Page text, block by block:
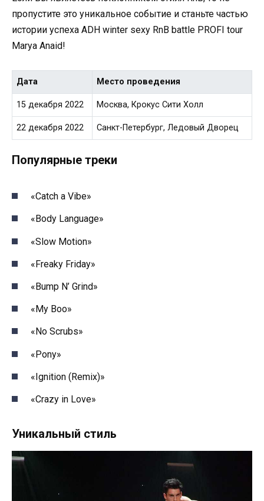
пропустите это уникальное событие и станьте частью
истории успеха ADH winter sexy RnB battle PROFI tour
Marya Anaid!
Дата Место проведения
15 декабря 2022 Москва, Крокус Сити Холл
22 декабря 2022 Санкт-Петербург, Ледовый Дворец
Популярные треки
«Catch a Vibe»
«Body Language»
«Slow Motion»
«Freaky Friday»
«Bump N’ Grind»
«My Boo»
«No Scrubs»
«Pony»
«Ignition (Remix)»
«Crazy in Love»
Уникальный стиль